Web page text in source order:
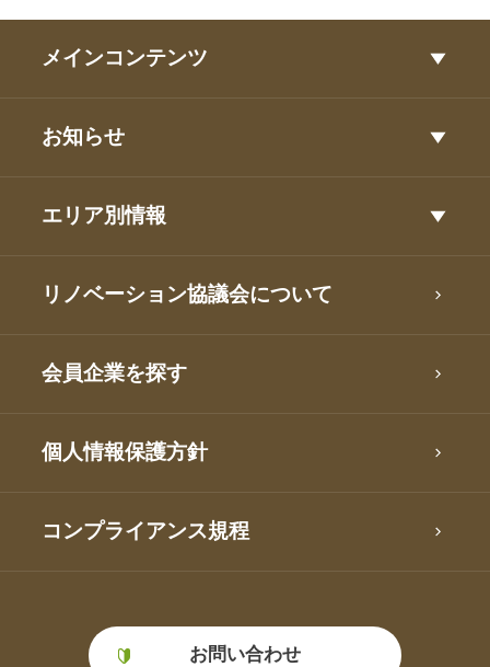
メインコンテンツ
お知らせ
エリア別情報
リノベーション協議会について
会員企業を探す
個人情報保護方針
コンプライアンス規程
お問い合わせ